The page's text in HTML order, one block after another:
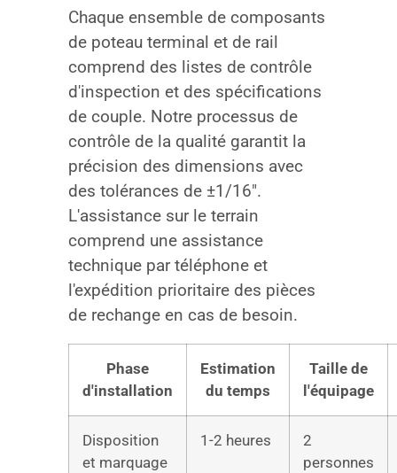
Chaque ensemble de composants
de poteau terminal et de rail
comprend des listes de contrôle
d'inspection et des spécifications
de couple. Notre processus de
contrôle de la qualité garantit la
précision des dimensions avec
des tolérances de ±1/16″.
L'assistance sur le terrain
comprend une assistance
technique par téléphone et
l'expédition prioritaire des pièces
de rechange en cas de besoin.
Phase
d'installation
Estimation
du temps
Taille de
l'équipage
Disposition
et marquage
1-2 heures
2
personnes